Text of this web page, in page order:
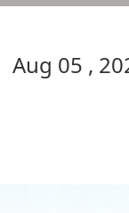
Aug 05 ,